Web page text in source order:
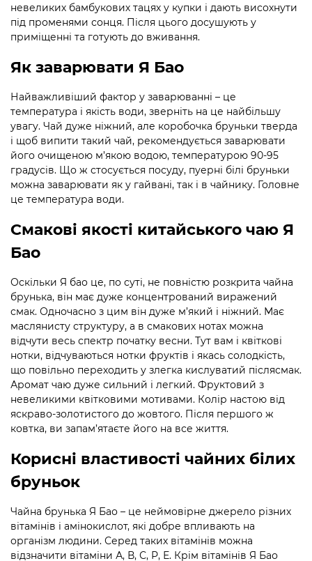
невеликих бамбукових тацях у купки і дають висохнути
під променями сонця. Після цього досушують у
приміщенні та готують до вживання.
Як заварювати Я Бао
Найважливіший фактор у заварюванні – це
температура і якість води, зверніть на це найбільшу
увагу. Чай дуже ніжний, але коробочка бруньки тверда
і щоб випити такий чай, рекомендується заварювати
його очищеною м’якою водою, температурою 90-95
градусів. Що ж стосується посуду, пуерні білі бруньки
можна заварювати як у гайвані, так і в чайнику. Головне
це температура води.
Смакові якості китайського чаю Я
Бао
Оскільки Я бао це, по суті, не повністю розкрита чайна
брунька, він має дуже концентрований виражений
смак. Одночасно з цим він дуже м’який і ніжний. Має
маслянисту структуру, а в смакових нотах можна
відчути весь спектр початку весни. Тут вам і квіткові
нотки, відчуваються нотки фруктів і якась солодкість,
що повільно переходить у злегка кислуватий післясмак.
Аромат чаю дуже сильний і легкий. Фруктовий з
невеликими квітковими мотивами. Колір настою від
яскраво-золотистого до жовтого. Після першого ж
ковтка, ви запам’ятаєте його на все життя.
Корисні властивості чайних білих
бруньок
Чайна брунька Я Бао – це неймовірне джерело різних
вітамінів і амінокислот, які добре впливають на
організм людини. Серед таких вітамінів можна
відзначити вітаміни А, В, С, Р, Е. Крім вітамінів Я Бао